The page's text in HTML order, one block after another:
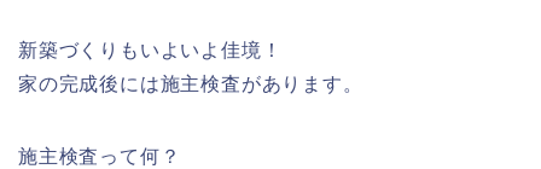
新築づくりもいよいよ佳境！
家の完成後には施主検査があります。
施主検査って何？